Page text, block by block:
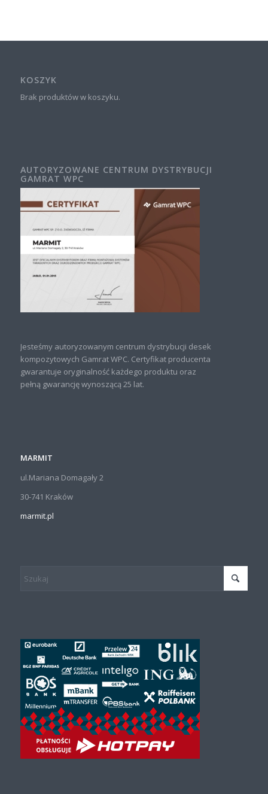
KOSZYK
Brak produktów w koszyku.
AUTORYZOWANE CENTRUM DYSTRYBUCJI
GAMRAT WPC
Jesteśmy autoryzowanym centrum dystrybucji desek
kompozytowych Gamrat WPC. Certyfikat producenta
gwarantuje oryginalność każdego produktu oraz
pełną gwarancję wynoszącą 25 lat.
MARMIT
ul.Mariana Domagały 2
30-741 Kraków
marmit.pl